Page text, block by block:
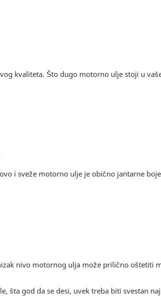
kvaliteta. Što dugo motorno ulje stoji u
i sveže motorno ulje je obično jantarne
nivo motornog ulja može prilično oštetiti
šta god da se desi, uvek treba biti svestan